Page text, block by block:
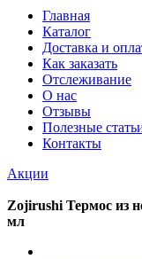
Главная
Каталог
Доставка и
Как заказать
Отслеживание
О нас
Отзывы
Полезные
Контакты
Акции
Zojirushi Термос из
мл